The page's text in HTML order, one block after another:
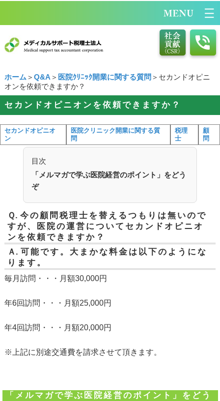
ホーム ＞ Q&A ＞ 医院ｸﾘﾆｯｸ開業に関する質問 ＞セカンドオピニ
オンを依頼できますか？
セカンドオピニオンを依頼できますか？
セカンドオピニオ
ン
医院クリニック開業に関する質
問
税理
士
顧
問
目次
「メルマガで学ぶ医院経営のポイント」をどう
ぞ
Ｑ. 今の顧問税理士を替えるつもりは無いので
すが、医院の運営についてセカンドオピニオ
ンを依頼できますか？
Ａ. 可能です。大まかな料金は以下のようにな
ります。
毎月訪問・・・月額30,000円
年6回訪問・・・月額25,000円
年4回訪問・・・月額20,000円
※上記に別途交通費を請求させて頂きます。
「メルマガで学ぶ医院経営のポイント」をどう